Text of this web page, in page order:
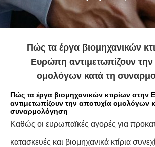
Πώς τα έργα βιομηχανικών
Ευρώπη αντιμετωπίζουν την
ομολόγων κατά τη
Πώς τα έργα βιομηχανικών κτιρίων στην
αντιμετωπίζουν την αποτυχία ομολόγων
συναρμολόγηση
Καθώς οι ευρωπαϊκές αγορές για
κατασκευές και βιομηχανικά κτίρια